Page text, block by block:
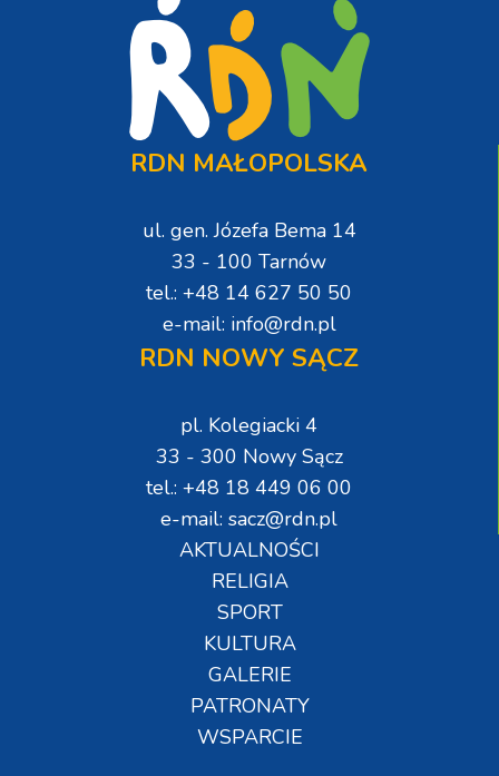
RDN MAŁOPOLSKA
ul. gen. Józefa Bema 14
33 - 100 Tarnów
tel.: +48 14 627 50 50
e-mail: info@rdn.pl
RDN NOWY SĄCZ
pl. Kolegiacki 4
33 - 300 Nowy Sącz
tel.: +48 18 449 06 00
e-mail: sacz@rdn.pl
AKTUALNOŚCI
RELIGIA
SPORT
KULTURA
GALERIE
PATRONATY
WSPARCIE